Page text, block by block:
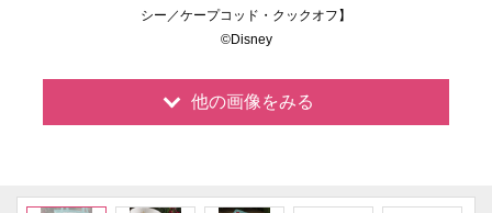
シー／ケープコッド・クックオフ】
©Disney
他の画像をみる